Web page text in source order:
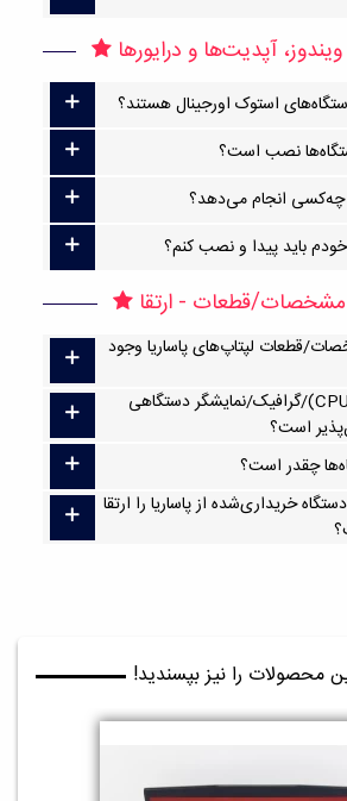
آپدیت‌ها و درایورها
استوک اورجینال هستند؟
نصب است؟
چه‌کسی انجام می‌دهد؟
خودم باید پیدا و نصب کنم؟
مشخصات/قطعات - ارتقا
قطعات لپتاپ‌های پاساریا وجود
می‌خواهم پردازنده (CPU)/گرافیک/نمایشگر دستگاهی
است؟
چقدر است؟
خریداری‌شده از پاساریا را ارتقا
محصولات را نیز بپسندید!